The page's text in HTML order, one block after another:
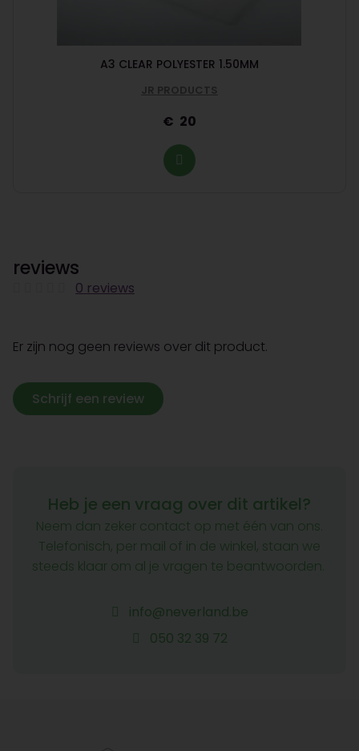
A3 CLEAR POLYESTER 1.50MM
JR PRODUCTS
20
reviews
0 reviews
Er zijn nog geen reviews over dit product.
Schrijf een review
Heb je een vraag over dit artikel?
Neem dan zeker contact op met één van ons.
Telefonisch, per mail of in de winkel, staan we
steeds klaar om al je vragen te beantwoorden.
info@neverland.be
050 32 39 72